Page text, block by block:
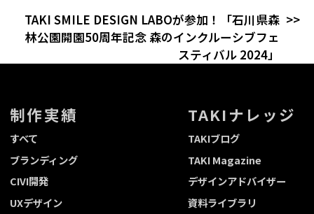
TAKI SMILE DESIGN LABOが参加！「石川県森
林公園開園50周年記念 森のインクルーシブフェ
スティバル 2024」
制作実績
すべて
ブランディング
CIVI開発
UXデザイン
TAKIナレッジ
TAKIブログ
TAKI Magazine
デザインアドバイザー
資料ライブラリ